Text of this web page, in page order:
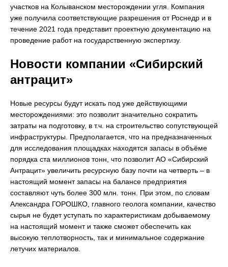
участков на Колыванском месторождении угля. Компания
уже получила соответствующие разрешения от Роснедр и в
течение 2021 года представит проектную документацию на
проведение работ на государственную экспертизу.
Новости компании «Сибирский
антрацит»
Новые ресурсы будут искать под уже действующими
месторождениями: это позволит значительно сократить
затраты на подготовку, в т.ч. на строительство сопутствующей
инфраструктуры. Предполагается, что на предназначенных
для исследования площадках находятся запасы в объёме
порядка ста миллионов тонн, что позволит АО «Сибирский
Антрацит» увеличить ресурсную базу почти на четверть – в
настоящий момент запасы на балансе предприятия
составляют чуть более 300 млн. тонн. При этом, по словам
Александра ГОРОШКО, главного геолога компании, качество
сырья не будет уступать по характеристикам добываемому
на настоящий момент и также сможет обеспечить как
высокую теплотворность, так и минимальное содержание
летучих материалов.